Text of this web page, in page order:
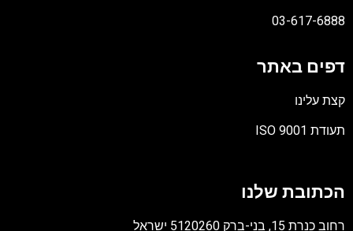
03-617-6888
דפים באתר
קצת עלינו
תעודת ISO 9001
PDF
הכתובת שלנו
רחוב כנרת 15, בני-ברק 5120260 ישראל